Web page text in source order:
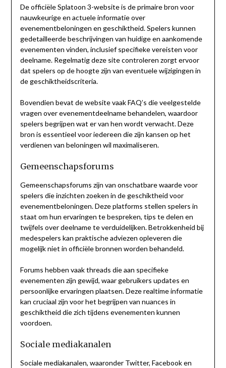
De officiële Splatoon 3-website is de primaire bron voor
nauwkeurige en actuele informatie over
evenementbeloningen en geschiktheid. Spelers kunnen
gedetailleerde beschrijvingen van huidige en aankomende
evenementen vinden, inclusief specifieke vereisten voor
deelname. Regelmatig deze site controleren zorgt ervoor
dat spelers op de hoogte zijn van eventuele wijzigingen in
de geschiktheidscriteria.
Bovendien bevat de website vaak FAQ’s die veelgestelde
vragen over evenementdeelname behandelen, waardoor
spelers begrijpen wat er van hen wordt verwacht. Deze
bron is essentieel voor iedereen die zijn kansen op het
verdienen van beloningen wil maximaliseren.
Gemeenschapsforums
Gemeenschapsforums zijn van onschatbare waarde voor
spelers die inzichten zoeken in de geschiktheid voor
evenementbeloningen. Deze platforms stellen spelers in
staat om hun ervaringen te bespreken, tips te delen en
twijfels over deelname te verduidelijken. Betrokkenheid bij
medespelers kan praktische adviezen opleveren die
mogelijk niet in officiële bronnen worden behandeld.
Forums hebben vaak threads die aan specifieke
evenementen zijn gewijd, waar gebruikers updates en
persoonlijke ervaringen plaatsen. Deze realtime informatie
kan cruciaal zijn voor het begrijpen van nuances in
geschiktheid die zich tijdens evenementen kunnen
voordoen.
Sociale mediakanalen
Sociale mediakanalen, waaronder Twitter, Facebook en